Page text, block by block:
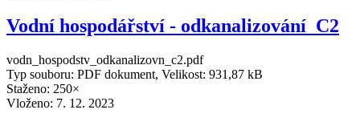
Vodní hospodářství - odkanalizování_C2
vodn_hospodstv_odkanalizovn_c2.pdf
Typ souboru: PDF dokument, Velikost: 931,87 kB
Staženo: 250×
Vloženo: 7. 12. 2023